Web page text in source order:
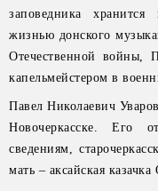
заповедника
жизнью донского
Отечественной войны,
капельмейстером в
Павел Николаевич
Новочеркасске. Его
сведениям,
мать – аксайская